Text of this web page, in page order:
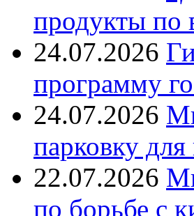
продукты по
24.07.2026
программу
24.07.2026
парковку
22.07.2026
по борьбе с